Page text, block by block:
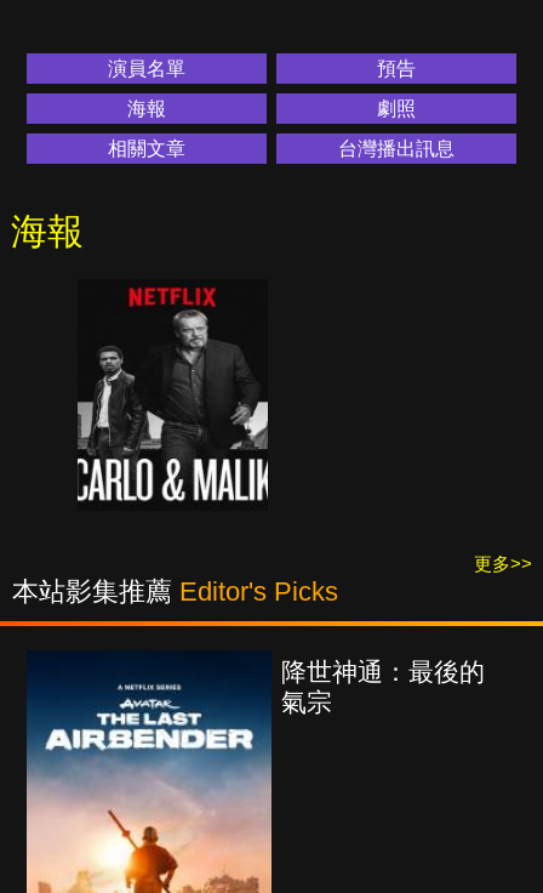
演員名單
預告
海報
劇照
相關文章
台灣播出訊息
海報
更多>>
本站影集推薦 Editor's Picks
降世神通：最後的
氣宗